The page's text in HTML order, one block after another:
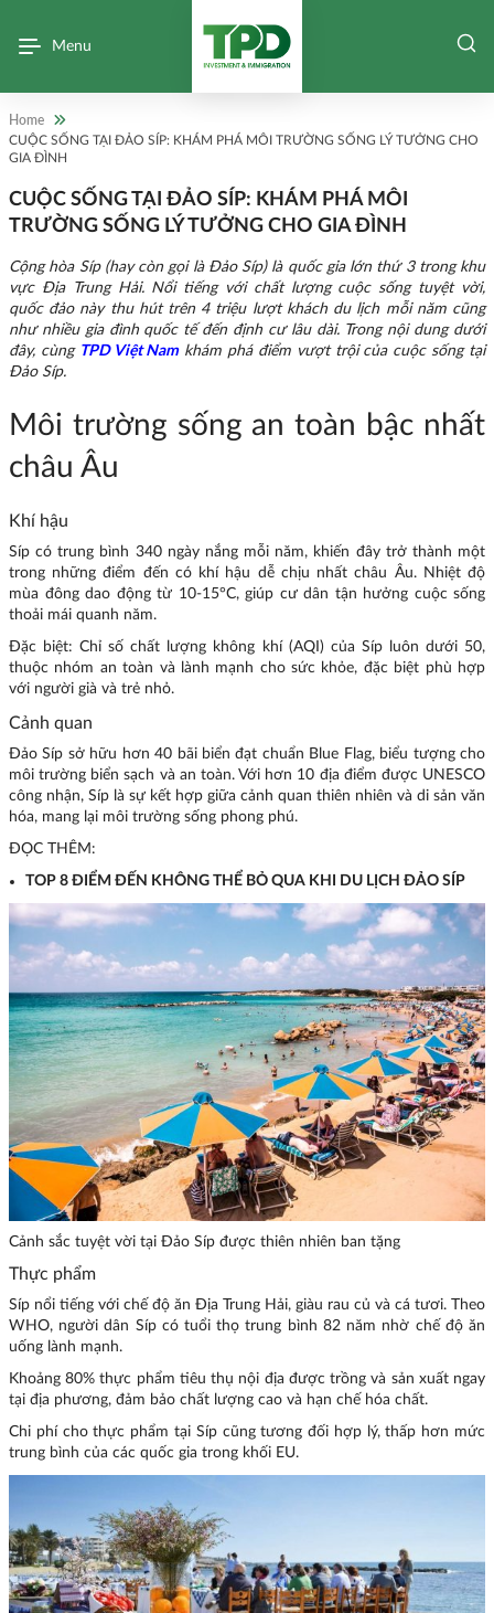
Menu
Home
CUỘC SỐNG TẠI ĐẢO SÍP: KHÁM PHÁ MÔI TRƯỜNG SỐNG LÝ TƯỞNG CHO
GIA ĐÌNH
CUỘC SỐNG TẠI ĐẢO SÍP: KHÁM PHÁ MÔI
TRƯỜNG SỐNG LÝ TƯỞNG CHO GIA ĐÌNH
Cộng hòa Síp (hay còn gọi là Đảo Síp) là quốc gia lớn thứ 3 trong khu
vực Địa Trung Hải. Nổi tiếng với chất lượng cuộc sống tuyệt vời,
quốc đảo này thu hút trên 4 triệu lượt khách du lịch mỗi năm cũng
như nhiều gia đình quốc tế đến định cư lâu dài. Trong nội dung dưới
đây, cùng TPD Việt Namkhám phá điểm vượt trội của cuộc sống tại
Đảo Síp.
Môi trường sống an toàn bậc nhất
châu Âu
Khí hậu
Síp có trung bình 340 ngày nắng mỗi năm, khiến đây trở thành một
trong những điểm đến có khí hậu dễ chịu nhất châu Âu. Nhiệt độ
mùa đông dao động từ 10-15°C, giúp cư dân tận hưởng cuộc sống
thoải mái quanh năm.
Đặc biệt: Chỉ số chất lượng không khí (AQI) của Síp luôn dưới 50,
thuộc nhóm an toàn và lành mạnh cho sức khỏe, đặc biệt phù hợp
với người già và trẻ nhỏ.
Cảnh quan
Đảo Síp sở hữu hơn 40 bãi biển đạt chuẩn Blue Flag, biểu tượng cho
môi trường biển sạch và an toàn. Với hơn 10 địa điểm được UNESCO
công nhận, Síp là sự kết hợp giữa cảnh quan thiên nhiên và di sản văn
hóa, mang lại môi trường sống phong phú.
ĐỌC THÊM:
TOP 8 ĐIỂM ĐẾN KHÔNG THỂ BỎ QUA KHI DU LỊCH ĐẢO SÍP
Cảnh sắc tuyệt vời tại Đảo Síp được thiên nhiên ban tặng
Thực phẩm
Síp nổi tiếng với chế độ ăn Địa Trung Hải, giàu rau củ và cá tươi. Theo
WHO, người dân Síp có tuổi thọ trung bình 82 năm nhờ chế độ ăn
uống lành mạnh.
Khoảng 80% thực phẩm tiêu thụ nội địa được trồng và sản xuất ngay
tại địa phương, đảm bảo chất lượng cao và hạn chế hóa chất.
Chi phí cho thực phẩm tại Síp cũng tương đối hợp lý, thấp hơn mức
trung bình của các quốc gia trong khối EU.